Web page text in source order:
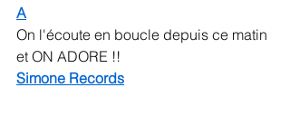
A
On l'écoute en boucle depuis ce matin
et ON ADORE !!
Simone Records